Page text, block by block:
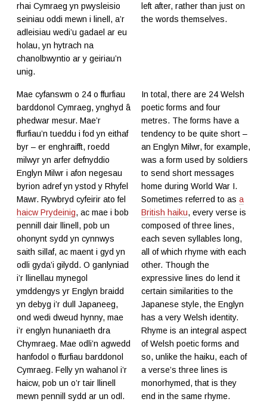
rhai Cymraeg yn pwysleisio
seiniau oddi mewn i linell, a’r
adleisiau wedi’u gadael ar eu
holau, yn hytrach na
chanolbwyntio ar y geiriau’n
unig.
left after, rather than just on
the words themselves.
Mae cyfanswm o 24 o ffurfiau
barddonol Cymraeg, ynghyd â
phedwar mesur. Mae’r
ffurfiau’n tueddu i fod yn eithaf
byr – er enghraifft, roedd
milwyr yn arfer defnyddio
Englyn Milwr i afon negesau
byrion adref yn ystod y Rhyfel
Mawr. Rywbryd cyfeirir ato fel
haicw Prydeinig, ac mae i bob
pennill dair llinell, pob un
ohonynt sydd yn cynnwys
saith sillaf, ac maent i gyd yn
odli gyda’i gilydd. O ganlyniad
i’r llinellau mynegol
ymddengys yr Englyn braidd
yn debyg i’r dull Japaneeg,
ond wedi dweud hynny, mae
i’r englyn hunaniaeth dra
Chymraeg. Mae odli’n agwedd
hanfodol o ffurfiau barddonol
Cymraeg. Felly yn wahanol i’r
haicw, pob un o’r tair llinell
mewn pennill sydd ar un odl.
In total, there are 24 Welsh
poetic forms and four
metres. The forms have a
tendency to be quite short –
an Englyn Milwr, for example,
was a form used by soldiers
to send short messages
home during World War I.
Sometimes referred to as a
British haiku, every verse is
composed of three lines,
each seven syllables long,
all of which rhyme with each
other. Though the
expressive lines do lend it
certain similarities to the
Japanese style, the Englyn
has a very Welsh identity.
Rhyme is an integral aspect
of Welsh poetic forms and
so, unlike the haiku, each of
a verse’s three lines is
monorhymed, that is they
end in the same rhyme.